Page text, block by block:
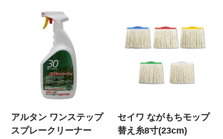
アルタン ワンステップ
スプレークリーナー
セイワ ながもちモップ
替え糸8寸(23cm)